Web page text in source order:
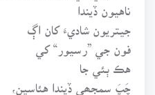
ناهيون ڏيندا
جيتريون شاديءَ کان اڳ
فون جي ”رسيور“ کي
هڪ ٻئي جا
چَپَ سمجھي ڏيندا هئاسين،